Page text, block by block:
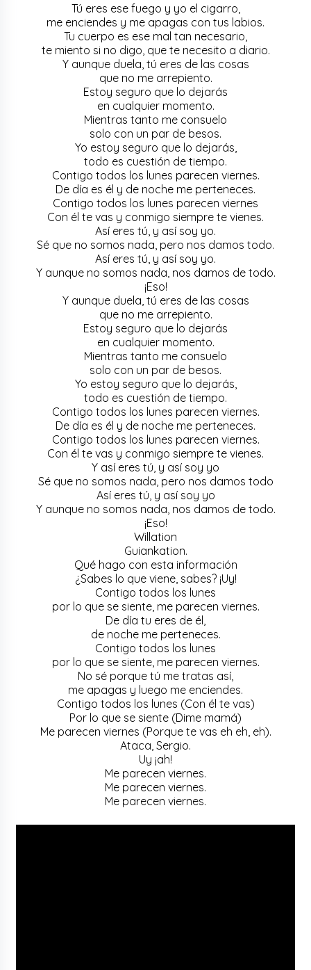
Tú eres ese fuego y yo el cigarro,
me enciendes y me apagas con tus labios.
Tu cuerpo es ese mal tan necesario,
te miento si no digo, que te necesito a diario.
Y aunque duela, tú eres de las cosas
que no me arrepiento.
Estoy seguro que lo dejarás
en cualquier momento.
Mientras tanto me consuelo
solo con un par de besos.
Yo estoy seguro que lo dejarás,
todo es cuestión de tiempo.
Contigo todos los lunes parecen viernes.
De día es él y de noche me perteneces.
Contigo todos los lunes parecen viernes
Con él te vas y conmigo siempre te vienes.
Así eres tú, y así soy yo.
Sé que no somos nada, pero nos damos todo.
Así eres tú, y así soy yo.
Y aunque no somos nada, nos damos de todo.
¡Eso!
Y aunque duela, tú eres de las cosas
que no me arrepiento.
Estoy seguro que lo dejarás
en cualquier momento.
Mientras tanto me consuelo
solo con un par de besos.
Yo estoy seguro que lo dejarás,
todo es cuestión de tiempo.
Contigo todos los lunes parecen viernes.
De día es él y de noche me perteneces.
Contigo todos los lunes parecen viernes.
Con él te vas y conmigo siempre te vienes.
Y así eres tú, y así soy yo
Sé que no somos nada, pero nos damos todo
Así eres tú, y así soy yo
Y aunque no somos nada, nos damos de todo.
¡Eso!
Willation
Guiankation.
Qué hago con esta información
¿Sabes lo que viene, sabes? ¡Uy!
Contigo todos los lunes
por lo que se siente, me parecen viernes.
De día tu eres de él,
de noche me perteneces.
Contigo todos los lunes
por lo que se siente, me parecen viernes.
No sé porque tú me tratas así,
me apagas y luego me enciendes.
Contigo todos los lunes (Con él te vas)
Por lo que se siente (Dime mamá)
Me parecen viernes (Porque te vas eh eh, eh).
Ataca, Sergio.
Uy ¡ah!
Me parecen viernes.
Me parecen viernes.
Me parecen viernes.